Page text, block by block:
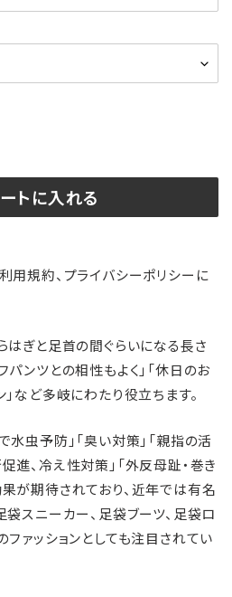
トに入れる
用規約、プライバシーポリシーに
はぎと足首の間ぐらいになる長さ
ンツとの相性もよく」「休日のお
など多岐にわたり役立ちます。
水虫予防」「臭い対策」「親指の活
進、冷え性対策」「外反母趾・巻き
が期待されており、近年では有名
袋スニーカー、足袋ブーツ、足袋ロ
ファッションとしても注目されてい